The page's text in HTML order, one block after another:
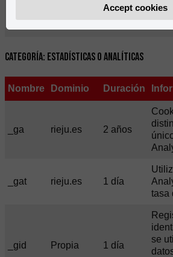
Categoría: Estadísticas o Analíticas
Nombre Dominio Duración
_ga rieju.es 2 años
_gat rieju.es 1 día
tasa
_gid Propia 1 día
se
Accept cookies